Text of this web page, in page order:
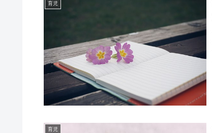
育児
育児